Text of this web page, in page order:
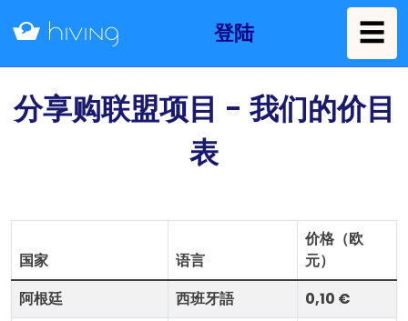
登陆 ☰
分享购联盟项目 - 我们的价目
表
国家 语言
价格（欧
元）
阿根廷
西班牙語
0,10 €